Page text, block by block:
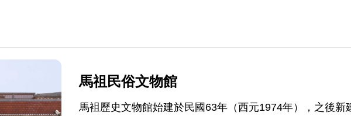
馬祖民俗文物館
馬袓歷史文物館始建於民國63年（西元1974年），之後新